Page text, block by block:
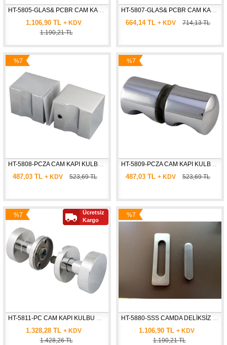
HT-5805-GLAS& PCBR CAM KAPI KULBU KRİSTAL * Ø : 40 mm
1.106,90 TL+ KDV
1.190,21 TL
664,14 TL+ KDV 714,13 TL
HT-5808-PCZA CAM KAPI KULBU KARE  * 30x30 mm
487,03 TL+ KDV 523,69 TL
%7
İndirim
487,03 TL+ KDV 523,69 TL
%7
1.328,28 TL+ KDV
1.428,26 TL
%7
İndirim
Ücretsiz
Kargo
1.106,90 TL+ KDV
1.190,21 TL
%7